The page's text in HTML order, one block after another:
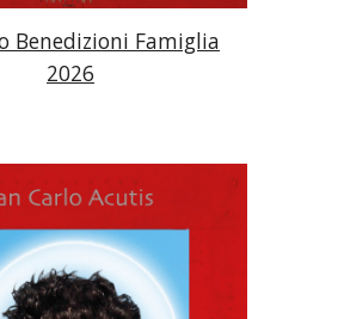
Benedizioni Famiglia
2026